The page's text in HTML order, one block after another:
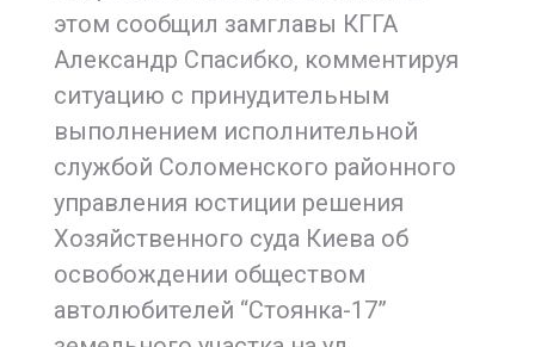
этом сообщил замглавы КГГА
Александр Спасибко, комментируя
ситуацию с принудительным
выполнением исполнительной
службой Соломенского районного
управления юстиции решения
Хозяйственного суда Киева об
освобождении обществом
автолюбителей “Стоянка-17”